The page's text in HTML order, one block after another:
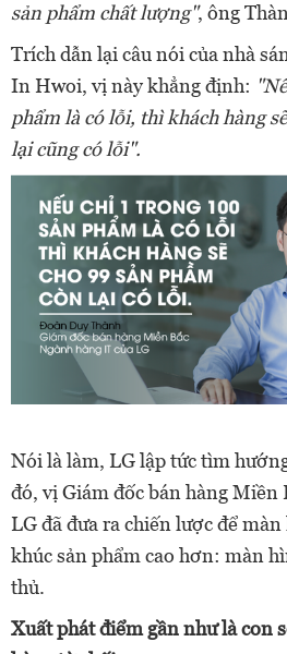
sản phẩm chất lượng", ông
Trích dẫn lại câu nói của nhà
In Hwoi, vị này khẳng định:
phẩm là có lỗi, thì khách hàng
lại cũng có lỗi".
Nói là làm, LG lập tức tìm
đó, vị Giám đốc bán hàng Miền
LG đã đưa ra chiến lược để
khúc sản phẩm cao hơn: màn
thủ.
Xuất phát điểm gần như là con